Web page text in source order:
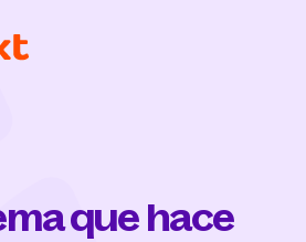
que hace